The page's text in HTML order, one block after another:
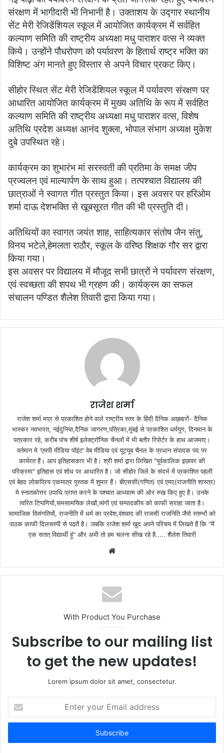
i
l
संरक्षण में भागीदारी भी निभानी है। उक्ताशय के उद्गार स्थानीय
सेंट मेरी रेजिडेंशियल स्कूल में आयोजित कार्यक्रम में सर्वहित
कल्याण समिति की राष्ट्रीय अध्यक्षा मधु पाराशर वत्स ने व्यक्त
किये। उन्होंने पौधरोपण को पर्यावरण के हितार्थ राष्ट्र भक्ति का
विशिष्ट अंग मानते हुए विस्तार से अपने विचार प्रकट किए।
सीहोर स्थित सेंट मेरी रेजिडेंशियल स्कूल में पर्यावरण संरक्षण पर
आधारित आयोजित कार्यक्रम में मुख्य अतिथि के रूप में सर्वहित
कल्याण समिति की राष्ट्रीय अध्यक्षा मधु पाराशर वत्स, विशेष
अतिथि प्रदेश अध्यक्ष आनंद शुक्ला, भोपाल संभाग अध्यक्ष मुकेश
दुबे उपस्थित रहे।
कार्यक्रम का शुभारंभ मां सरस्वती की प्रतिमा के समक्ष जीप
प्रज्वलन एवं माल्यार्पण के साथ हुआ। तत्पश्चात विद्यालय की
छात्राओं ने स्वागत गीत प्रस्तुत किया। इस अवसर पर हरिओम
शर्मा दाऊ देशभक्ति से खूबसूरत गीत की भी प्रस्तुति दी।
अतिथियों का स्वागत जयंत शाह, साहित्यकार संतोष जैन संतु,
विनय भटेले,हेमलता राठौर, स्कूल के वरिष्ठ शिक्षक गौर सर द्वारा
किया गया।
इस अवसर पर विद्यालय में मौजूद सभी छात्रों ने पर्यावरण संरक्षण,
एवं स्वच्छता की शपथ भी ग्रहण की। कार्यक्रम का सफल
संचालन पण्डित शैलेश तिवारी द्वारा किया गया।
राजेश शर्मा
राजेश शर्मा मप्र से प्रकाशित होने वाले राष्ट्रीय स्तर के हिंदी दैनिक अख़बारों- दैनिक
भास्कर नवभारत, नईदुनिया,दैनिक जागरण,पत्रिका,मुंबई से प्रकाशित धर्मयुग, दिनमान के
पत्रकार रहे, करीब पांच शीर्ष इलेक्ट्रॉनिक चैनलों में भी बतौर रिपोर्टर के हाथ आजमाए।
वर्तमान मे 'एमपी मीडिया पॉइंट' वेब मीडिया एवं यूट्यूब चैनल के प्रधान संपादक पद पर
कार्यरत हैं। आप इतिहासकार भी है। श्री शर्मा द्वारा लिखित "पूर्वकालिक इछावर की
परिक्रमा" इतिहास एवं शोध पर आधारित है। जो सीहोर जिले के संदर्भ में प्रकाशित पहली
एवं बेहद लोकप्रिय एकमात्र पुस्तक में शुमार हैं। बीएससी(गणित) एवं एमए(राजनीति शास्त्र)
मे स्नातकोत्तर उपाधि प्राप्त करने के पश्चात आध्यात्म की ओर रुख किए हुए है। उनके
त्वरित टिप्पणियों,समसामयिक लेखों,व्यंगों एवं सम्पादकीय को काफी सराहा जाता है।
सामाजिक विसंगतियों, राजनीति में धर्म का प्रवेश,वंशवाद की राजसी राजनिति जैसे स्तम्भों को
पाठक काफी दिलचस्पी से पढतें है। जबकि राजेश शर्मा खुद अपने परिचय में लिखते हैं कि "मै
एक सतत् विद्यार्थी हूं" और अभी तो हम चलना सीख रहे है..... शैलेश तिवारी
b
s
i
e
With Product You Purchase
Subscribe to our mailing list
to get the new updates!
Lorem ipsum dolor sit amet, consectetur.
t
r